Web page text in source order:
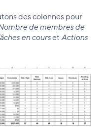
des colonnes pour
de membres de
en coursetActions